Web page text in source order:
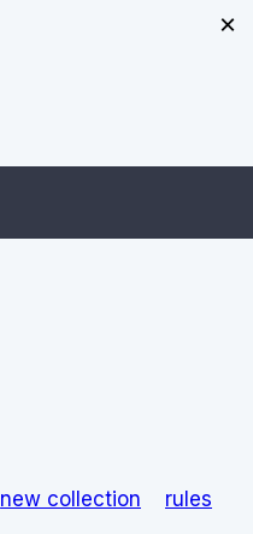
new collection
rules
×